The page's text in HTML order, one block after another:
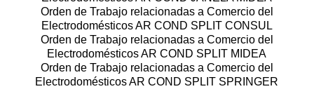
Orden de Trabajo relacionadas a Comercio del
Electrodomésticos AR COND SPLIT CONSUL
Orden de Trabajo relacionadas a Comercio del
Electrodomésticos AR COND SPLIT MIDEA
Orden de Trabajo relacionadas a Comercio del
Electrodomésticos AR COND SPLIT SPRINGER